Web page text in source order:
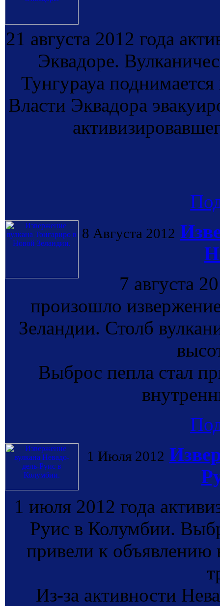
21 августа 2012 года
Эквадоре.
Тунгурауа
Власти Эквадора
8 Августа 2012
7 августа
произошло
Зеландии. Столб
Выброс пепла стал
1 Июля 2012
1 июля 2012 года
Руис в Колумбии.
привели к объявлению
Из-за активности